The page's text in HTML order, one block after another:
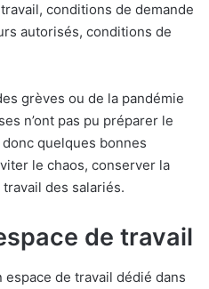
conditions de demande
autorisés, conditions de
grèves ou de la pandémie
n’ont pas pu préparer le
quelques bonnes
le chaos, conserver la
des salariés.
de travail
espace de travail dédié dans